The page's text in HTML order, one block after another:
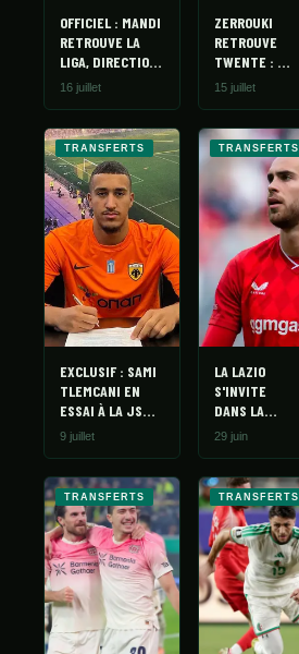
OFFICIEL : MANDI
RETROUVE LA
LIGA, DIRECTION
LEVANTE
16 juillet
ZERROUKI
RETROUVE
TWENTE : LE
MARIAGE DE
L'HISTOIRE
D'AMOUR
15 juillet
TRANSFERTS
EXCLUSIF : SAMI
TLEMCANI EN
ESSAI À LA JS
KABYLIE
9 juillet
TRANSFERTS
LA LAZIO
S'INVITE
DANS LA
COURSE
29 juin
TRANSFERTS TRANSFERTS